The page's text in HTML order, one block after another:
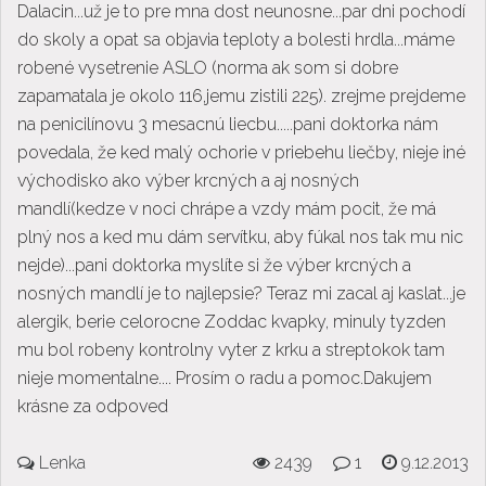
Dalacin...už je to pre mna dost neunosne...par dni pochodí
do skoly a opat sa objavia teploty a bolesti hrdla...máme
robené vysetrenie ASLO (norma ak som si dobre
zapamatala je okolo 116,jemu zistili 225). zrejme prejdeme
na penicilínovu 3 mesacnú liecbu.....pani doktorka nám
povedala, že ked malý ochorie v priebehu liečby, nieje iné
východisko ako výber krcných a aj nosných
mandlí(kedze v noci chrápe a vzdy mám pocit, že má
plný nos a ked mu dám servítku, aby fúkal nos tak mu nic
nejde)...pani doktorka myslíte si že výber krcných a
nosných mandlí je to najlepsie? Teraz mi zacal aj kaslat...je
alergik, berie celorocne Zoddac kvapky, minuly tyzden
mu bol robeny kontrolny vyter z krku a streptokok tam
nieje momentalne.... Prosím o radu a pomoc.Dakujem
krásne za odpoved
Lenka 2439 1 9.12.2013